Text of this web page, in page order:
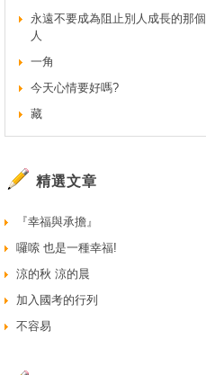
永遠不要成為阻止別人成長的那個
人
一角
今天心情要好嗎?
藏
精選文章
『幸福與承擔』
囉嗦 也是一種幸福!
涼的秋 涼的晨
加入國考的行列
不容易